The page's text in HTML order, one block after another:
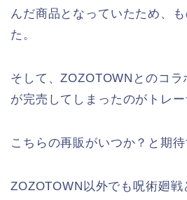
んだ商品となっていたため、
た。
そして、ZOZOTOWNとのコ
が完売してしまったのがトレー
こちらの再販がいつか？と期待
ZOZOTOWN以外でも呪術廻